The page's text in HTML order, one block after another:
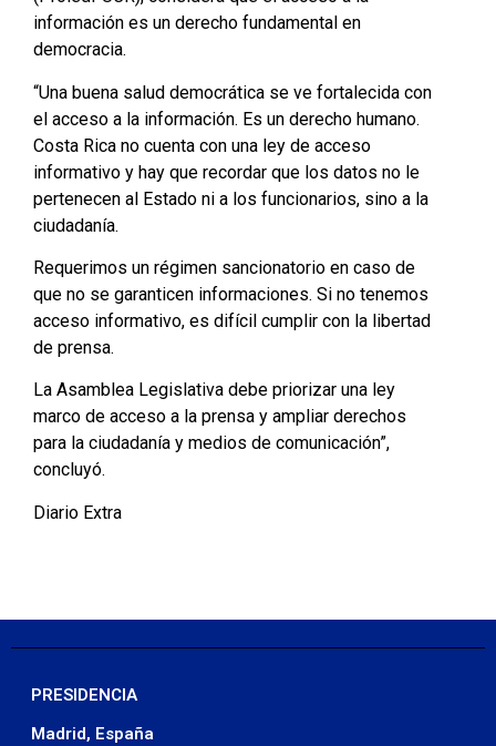
información es un derecho fundamental en
democracia.
“Una buena salud democrática se ve fortalecida con
el acceso a la información. Es un derecho humano.
Costa Rica no cuenta con una ley de acceso
informativo y hay que recordar que los datos no le
pertenecen al Estado ni a los funcionarios, sino a la
ciudadanía.
Requerimos un régimen sancionatorio en caso de
que no se garanticen informaciones. Si no tenemos
acceso informativo, es difícil cumplir con la libertad
de prensa.
La Asamblea Legislativa debe priorizar una ley
marco de acceso a la prensa y ampliar derechos
para la ciudadanía y medios de comunicación”,
concluyó.
Diario Extra
PRESIDENCIA
Madrid, España